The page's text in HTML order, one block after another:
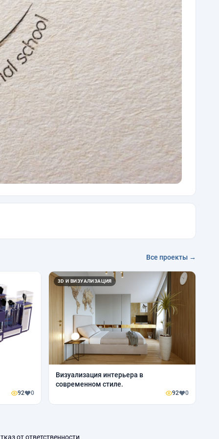
Все проекты →
92 0
3D И ВИЗУАЛИЗАЦИЯ
Визуализация интерьера в
современном стиле.
92 0
от ответственности